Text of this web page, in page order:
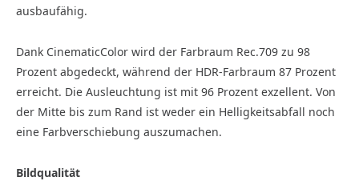
ausbaufähig.
Dank CinematicColor wird der Farbraum Rec.709 zu 98
Prozent abgedeckt, während der HDR-Farbraum 87 Prozent
erreicht. Die Ausleuchtung ist mit 96 Prozent exzellent. Von
der Mitte bis zum Rand ist weder ein Helligkeitsabfall noch
eine Farbverschiebung auszumachen.
Bildqualität